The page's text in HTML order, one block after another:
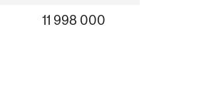
11 998 000